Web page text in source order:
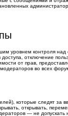
уровнем контроля
отключение
от прав,
во всех
которые следят за
открывать,
— не допускать